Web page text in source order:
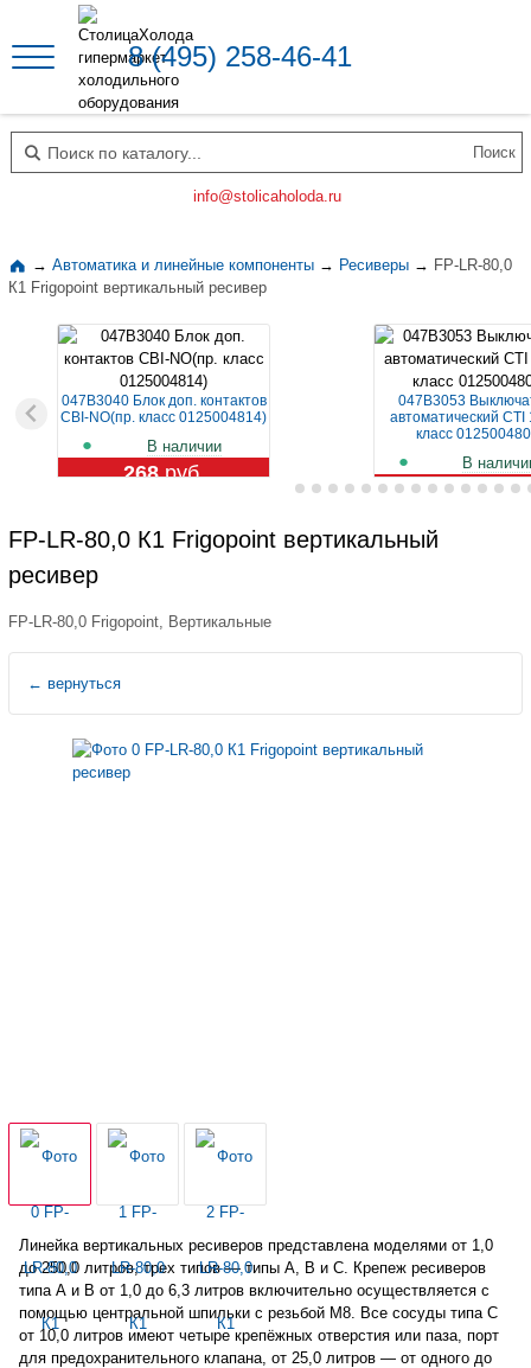
8 (495) 258-46-41
Поиск по каталогу
info@stolicaholoda.ru
→ Автоматика и линейные компоненты → Ресиверы → FP-LR-80,0
К1 Frigopoint вертикальный ресивер
047B3040 Блок доп. контактов
CBI-NO(пр. класс 0125004814)
В наличии
268руб.
047B3053
автоматический CTI
класс
В
1 109 руб.
FP-LR-80,0 К1 Frigopoint вертикальный
ресивер
FP-LR-80,0 Frigopoint, Вертикальные
← вернуться
Линейка вертикальных ресиверов представлена моделями от 1,0
до 250,0 литров, трех типов — типы А, В и С. Крепеж ресиверов
типа А и В от 1,0 до 6,3 литров включительно осуществляется с
помощью центральной шпильки с резьбой М8. Все сосуды типа С
от 10,0 литров имеют четыре крепёжных отверстия или паза, порт
для предохранительного клапана, от 25,0 литров — от одного до